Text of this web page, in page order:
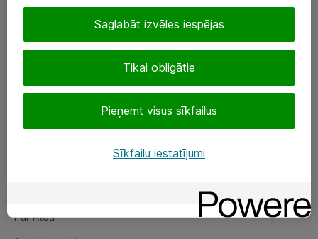
eShop@atea.lv
Sekojiet mums
Par Atea
Par Atea
Tikai obligātie
Pieņemt visus sīkfailus
Saglabāt izvēles iespējas
Sīkfailu iestatījumi